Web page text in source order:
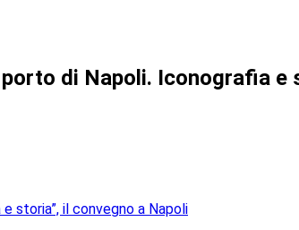
di Napoli. Iconografia e